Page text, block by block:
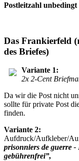
Postleitzahl
Das Frankierfeld
des Briefes)
Variante 1:
2x 2-Cent
Da wir die Post nicht
sollte für private Post
finden.
Variante 2:
Aufdruck/Aufkleber/
prisonniers de guerre -
gebührenfrei”,